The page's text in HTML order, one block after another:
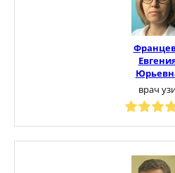
врач